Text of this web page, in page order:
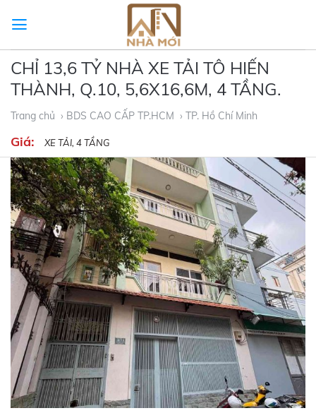
CHỈ 13,6 TỶ NHÀ XE TẢI TÔ HIẾN
THÀNH, Q.10, 5,6X16,6M, 4 TẦNG.
Trang chủ › BDS CAO CẤP TP.HCM › TP. Hồ Chí Minh
Giá: XE TẢI, 4 TẦNG